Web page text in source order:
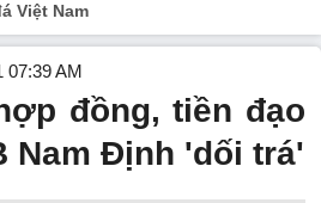
Việt Nam
07:39 AM
đồng, tiền đạo
Nam Định 'dối trá'